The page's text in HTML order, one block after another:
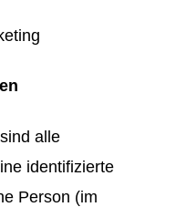
alle
identifizierte
Person (im